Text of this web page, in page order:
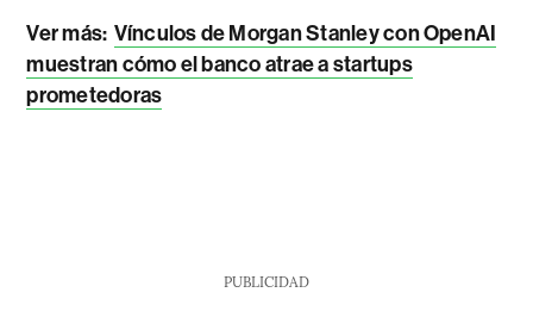
Ver más: Vínculos de Morgan Stanley con OpenAI
muestran cómo el banco atrae a startups
prometedoras
PUBLICIDAD